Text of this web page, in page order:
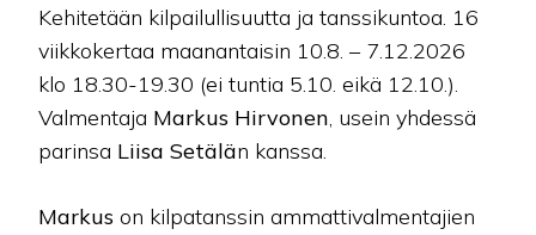
Kehitetään kilpailullisuutta ja tanssikuntoa. 16
viikkokertaa maanantaisin 10.8. – 7.12.2026
klo 18.30-19.30 (ei tuntia 5.10. eikä 12.10.).
Valmentaja Markus Hirvonen, usein yhdessä
parinsa Liisa Setälän kanssa.
Markus on kilpatanssin ammattivalmentajien